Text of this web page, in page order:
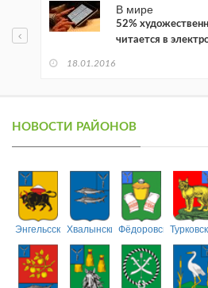
В мире
52%
читается в
18.01.2016
НОВОСТИ РАЙОНОВ
ЭнгельсскийХвалынскийФёдоровский